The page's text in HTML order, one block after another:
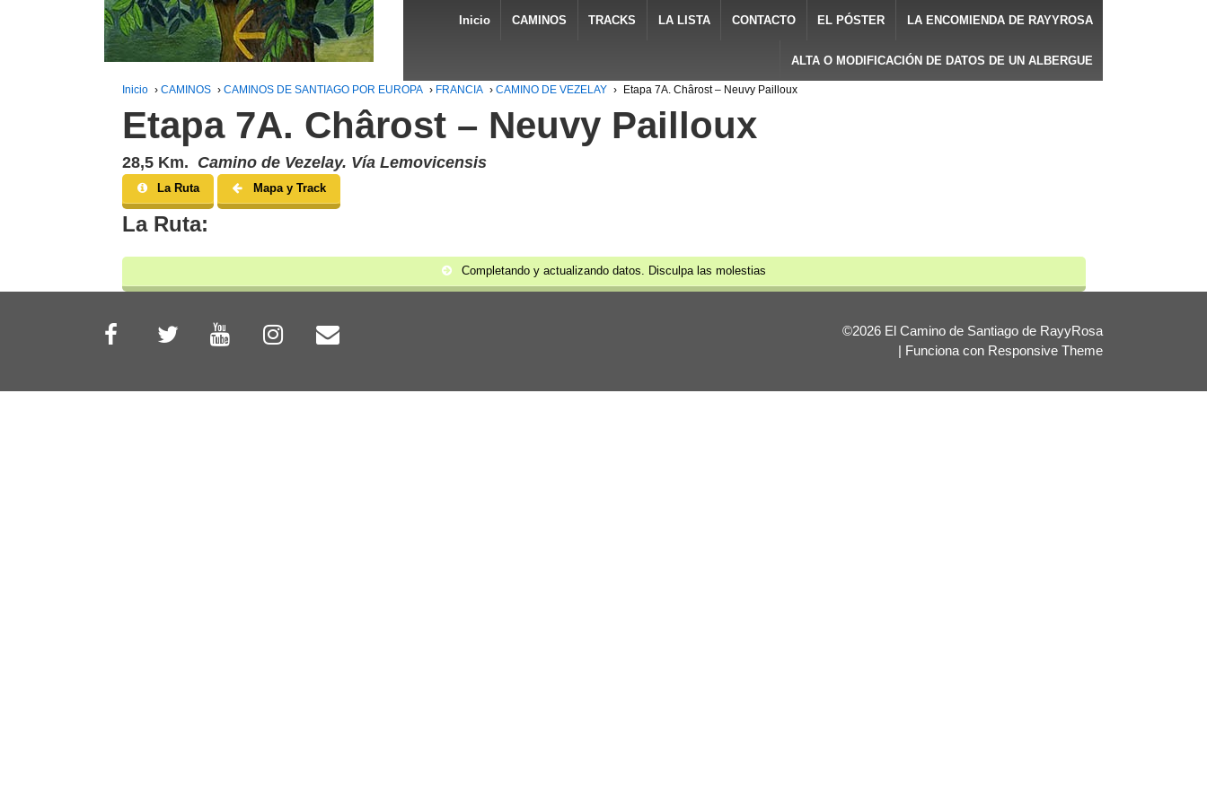
Inicio CAMINOS TRACKS LA LISTA CONTACTO EL PÓSTER LA ENCOMIENDA DE RAYYROSA
ALTA O MODIFICACIÓN DE DATOS DE UN ALBERGUE
Inicio › CAMINOS › CAMINOS DE SANTIAGO POR EUROPA › FRANCIA › CAMINO DE VEZELAY › Etapa 7A. Chârost – Neuvy Pailloux
Etapa 7A. Chârost – Neuvy Pailloux
28,5 Km. Camino de Vezelay. Vía Lemovicensis
La Ruta Mapa y Track
La Ruta:
Completando y actualizando datos. Disculpa las molestias
©2026 El Camino de Santiago de RayyRosa
| Funciona con Responsive Theme